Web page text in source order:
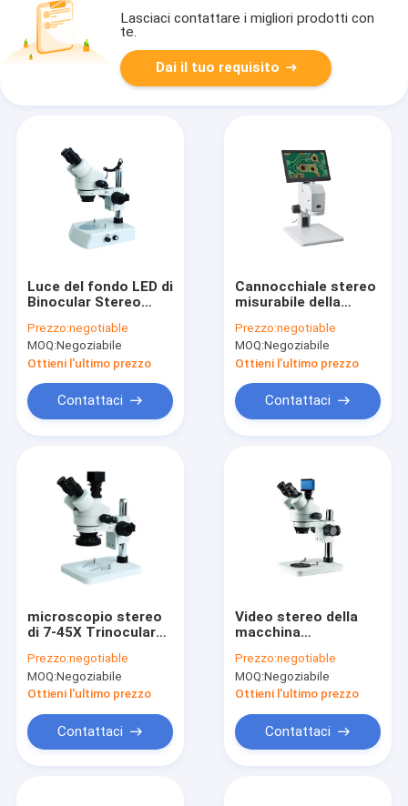
Lasciaci contattare i migliori prodotti con
te.
Dai il tuo requisito
Luce del fondo LED di
Binocular Stereo
dello studente di
WF10X
Prezzo:negotiable
MOQ:Negoziabile
Ottieni l'ultimo prezzo
Contattaci
Cannocchiale stereo
misurabile della
fotografica del
microscopio di
chiara
rappresentazione HD
1X 2X Digital
Prezzo:negotiable
MOQ:Negoziabile
Ottieni l'ultimo prezzo
Contattaci
microscopio stereo
di 7-45X Trinocular
fotografica digitale
per il proiettore e
Computor
Prezzo:negotiable
MOQ:Negoziabile
Ottieni l'ultimo prezzo
Contattaci
Video stereo della
macchina
720P dello zoom del
microscopio di
Trinocular della
Prezzo:negotiable
MOQ:Negoziabile
Ottieni l'ultimo prezzo
Contattaci